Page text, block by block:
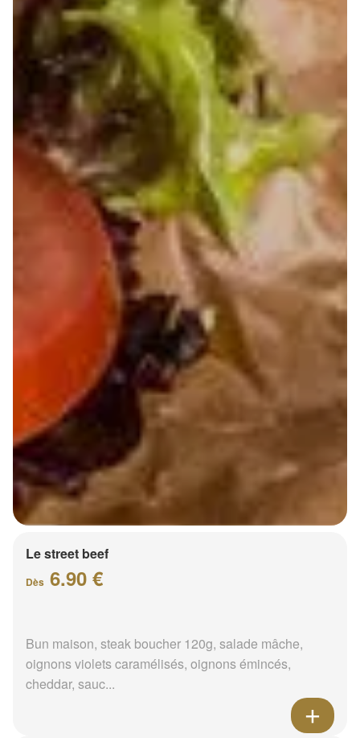
Le street beef
Dès 6.90 €
Bun maison, steak boucher 120g, salade mâche,
oignons violets caramélisés, oignons émincés,
cheddar, sauc...